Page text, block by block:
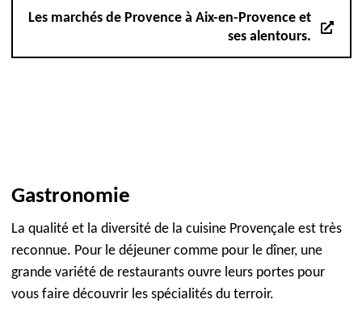
Les marchés de Provence à Aix-en-Provence et
ses alentours.
Gastronomie
La qualité et la diversité de la cuisine Provençale est très
reconnue. Pour le déjeuner comme pour le dîner, une
grande variété de restaurants ouvre leurs portes pour
vous faire découvrir les spécialités du terroir.